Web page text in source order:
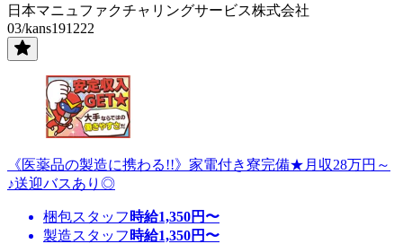
日本マニュファクチャリングサービス株式会社
03/kans191222
《医薬品の製造に携わる!!》家電付き寮完備★月収28万円～
♪送迎バスあり◎
梱包スタッフ 時給1,350円〜
製造スタッフ 時給1,350円〜